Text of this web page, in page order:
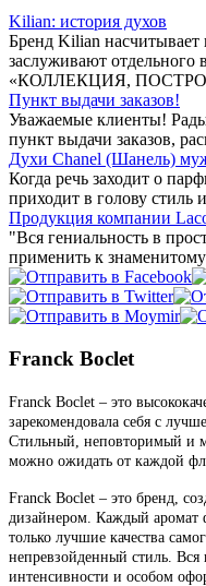
Kilian: история духов
Бренд Kilian насчитывает
заслуживают отдельного
«КОЛЛЕКЦИЯ,
Пункт выдачи заказов!
Уважаемые клиенты!
пункт выдачи заказов,
Духи Chanel (Шанель)
Когда речь заходит о
приходит в голову
Продукция компании
"Вся гениальность в
применить к
Franck Boclet
Franck Boclet – это
зарекомендовала себя с
Стильный, неповторимый и
можно ожидать от каждой
Franck Boclet – это бренд,
дизайнером. Каждый аромат
только лучшие качества
непревзойденный стиль.
интенсивности и особом